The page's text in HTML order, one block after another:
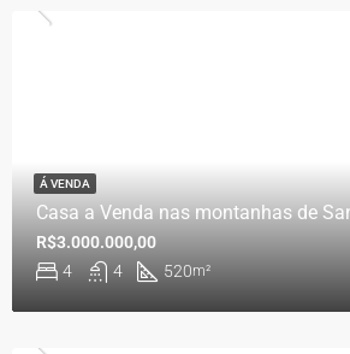
Casa a Venda nas montanhas de
4 4 520m²
R$3.000.000,00
Á VENDA